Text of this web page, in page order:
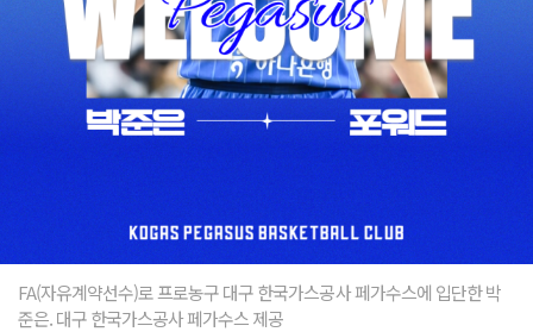
FA(자유계약선수)로 프로농구 대구 한국가스공사 페가수스에 입단한 박
준은. 대구 한국가스공사 페가수스 제공